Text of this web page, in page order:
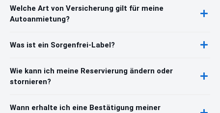
Welche Art von Versicherung gilt für meine
Autoanmietung?
Was ist ein Sorgenfrei-Label?
Wie kann ich meine Reservierung ändern oder
stornieren?
Wann erhalte ich eine Bestätigung meiner